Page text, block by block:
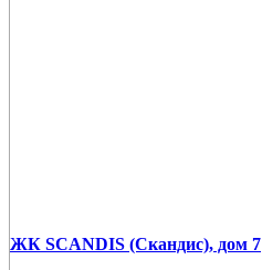
ЖК SCANDIS (Скандис), дом 7